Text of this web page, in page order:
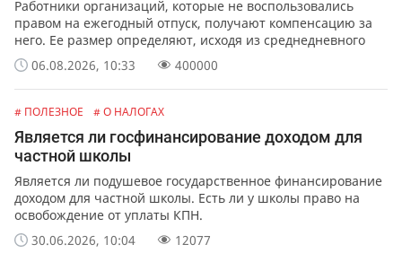
Работники организаций, которые не воспользовались
правом на ежегодный отпуск, получают компенсацию за
него. Ее размер определяют, исходя из среднедневного
заработка сотрудника.
06.08.2026, 10:33 400000
# ПОЛЕЗНОЕ # О НАЛОГАХ
Является ли госфинансирование доходом для
частной школы
Является ли подушевое государственное финансирование
доходом для частной школы. Есть ли у школы право на
освобождение от уплаты КПН.
30.06.2026, 10:04
12077